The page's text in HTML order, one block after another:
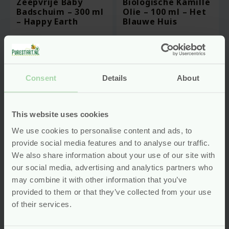
Consent Details About
This website uses cookies
We use cookies to personalise content and ads, to
provide social media features and to analyse our traffic.
We also share information about your use of our site with
our social media, advertising and analytics partners who
may combine it with other information that you’ve
provided to them or that they’ve collected from your use
of their services.
Badschuim – 300 ml
– Happy Earth
vegan
Bekijken
Olie – 100 ml – Het
Blauwe Huis